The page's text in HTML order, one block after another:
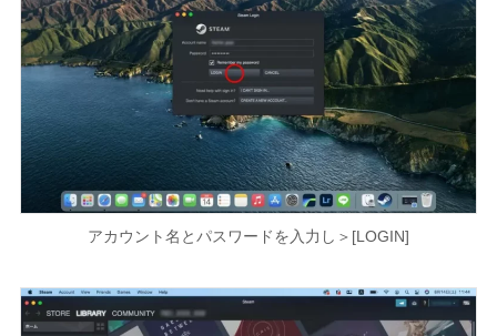
アカウント名とパスワードを入力し＞[LOGIN]